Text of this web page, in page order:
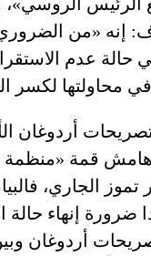
الرئيس
إنه «من
حالة عدم
أردوغان
قمة «منظمة
الجاري،
ضرورة إنهاء
أردوغان